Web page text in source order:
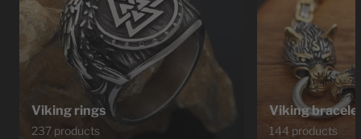
Viking rings
237 products
Viking
144 products